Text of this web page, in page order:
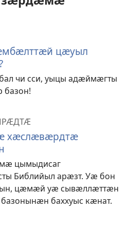
цӕуыл
чи сси, уыцы адӕймӕгты
хӕслӕвӕрдтӕ
цымыдисаг
Библийыл арӕзт. Уӕ бон
цӕмӕй уӕ сывӕллӕттӕн
баххуыс кӕнат.